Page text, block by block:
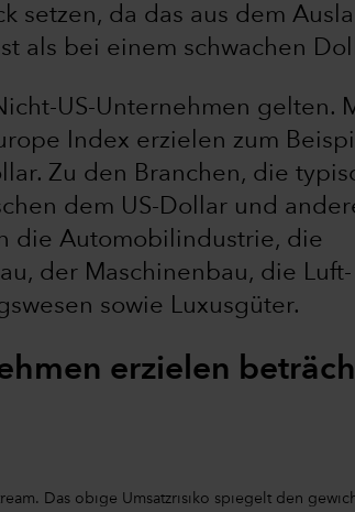
setzen, da das aus dem
als bei einem schwachen
US-Unternehmen gelten.
Index erzielen zum
Zu den Branchen, die
dem US-Dollar und
die Automobilindustrie, die
der Maschinenbau, die
sowie Luxusgüter.
erzielen
Das obige Umsatzrisiko spiegelt den